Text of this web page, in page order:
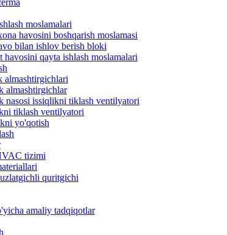
moslamalari
havosini boshqarish moslamasi
bilan ishlov berish bloki
havosini qayta ishlash moslamalari
almashtirgichlari
almashtirgichlar
nasosi issiqlikni tiklash ventilyatori
tiklash ventilyatori
yo'qotish
tizimi
quritgichi
amaliy tadqiqotlar